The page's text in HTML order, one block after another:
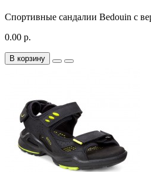
Спортивные сандалии Bedouin с
0.00 р.
В корзину